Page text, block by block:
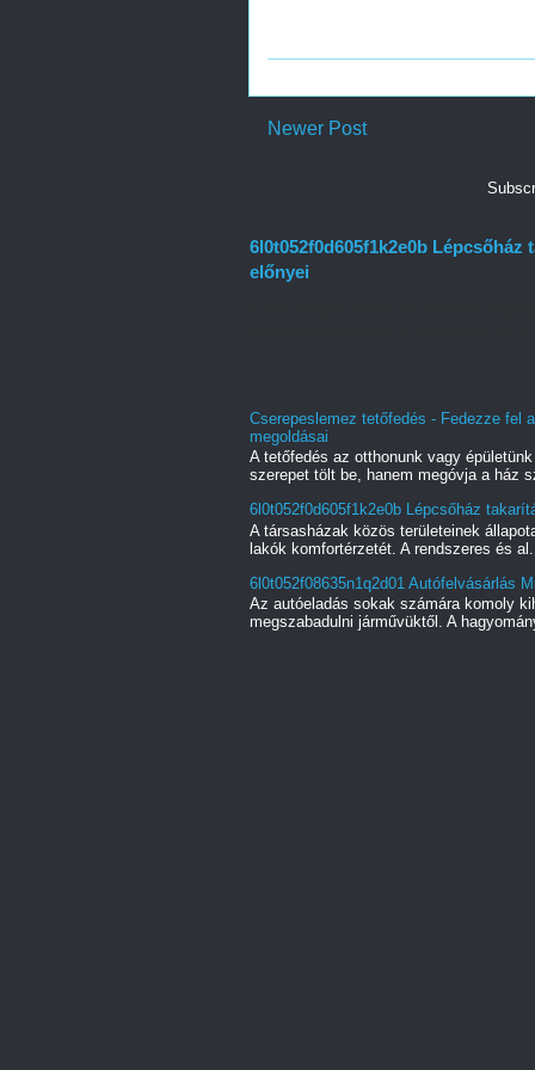
Newer Post
6l0t052f0d605f1k2e0b
előnyei
Cserepeslemez tetőfedés - Fedezze fel
megoldásai
A tetőfedés az otthonunk vagy
szerepet tölt be, hanem megóvja a ház
6l0t052f0d605f1k2e0b Lépcsőház
A társasházak közös területeinek
lakók komfortérzetét. A rendszeres és al...
6l0t052f08635n1q2d01 Autófelvásárlás
Az autóeladás sokak számára komoly
megszabadulni járművüktől. A